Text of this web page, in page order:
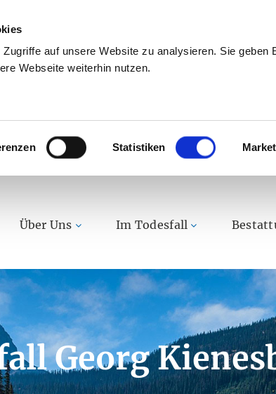
auf unsere Website zu analysieren. Sie geben
Webseite weiterhin nutzen.
Statistiken
Über Uns Im Todesfall
Georg